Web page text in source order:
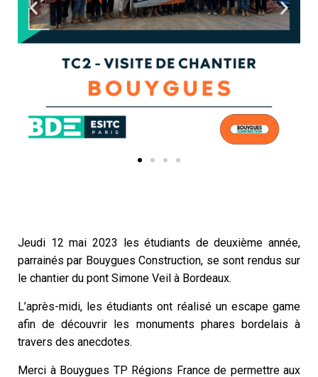
Jeudi 12 mai 2023 les étudiants de deuxième année,
parrainés par Bouygues Construction, se sont rendus sur
le chantier du pont Simone Veil à Bordeaux.
L’après-midi, les étudiants ont réalisé un escape game
afin de découvrir les monuments phares bordelais à
travers des anecdotes.
Merci à Bouygues TP Régions France de permettre aux